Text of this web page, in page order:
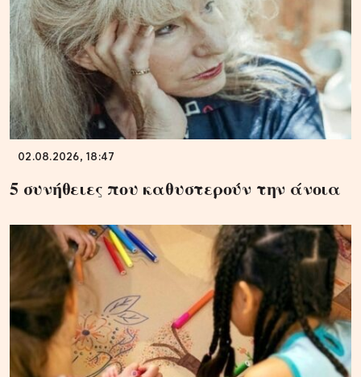
02.08.2026, 18:47
5 συνήθειες που καθυστερούν την άνοια